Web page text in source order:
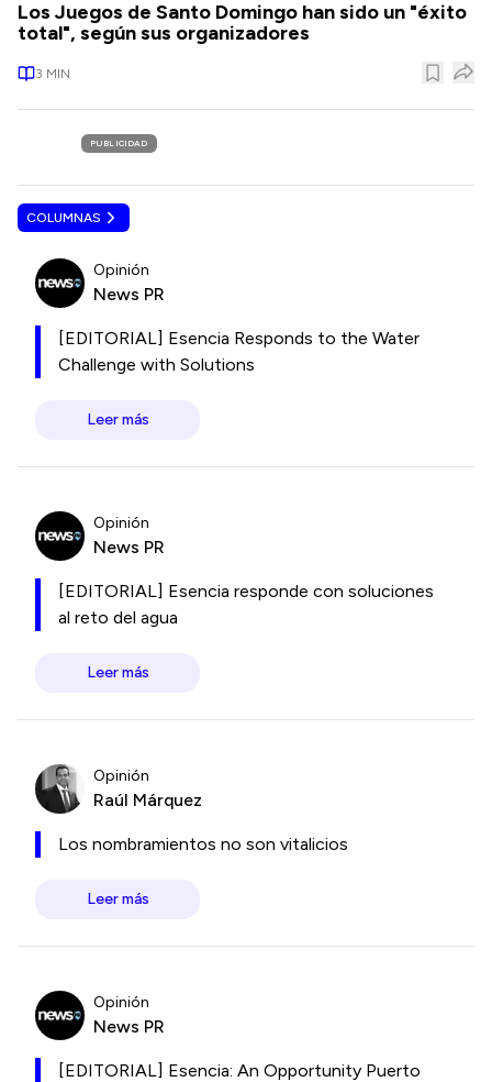
Los Juegos de Santo Domingo han sido un "éxito
total", según sus organizadores
3 MIN
PUBLICIDAD
COLUMNAS
Opinión
News PR
[EDITORIAL] Esencia Responds to the Water
Challenge with Solutions
Leer más
Opinión
News PR
[EDITORIAL] Esencia responde con soluciones
al reto del agua
Leer más
Opinión
Raúl Márquez
Los nombramientos no son vitalicios
Leer más
Opinión
News PR
[EDITORIAL] Esencia: An Opportunity Puerto